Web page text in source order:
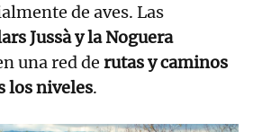
de aves. Las
Jussà y la Noguera
una red de rutas y caminos
los niveles.